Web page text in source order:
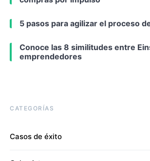
5 pasos para agilizar el proceso
Conoce las 8 similitudes entre
emprendedores
CATEGORÍAS
Casos de éxito